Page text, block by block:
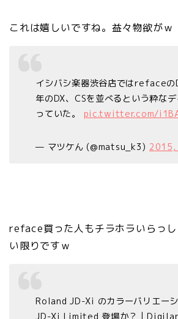
これは嬉しいですね。益々物欲がｗ
イシバシ楽器渋谷店ではrefaceの
年のDX、CSを並べるという粋な
っていた。 pic.twitter.com/
— マツケん (@matsu_k3) 2015,
reface買った人もチラホラいらっ
い限りですｗ
Roland JD-Xi のカラーバリエー